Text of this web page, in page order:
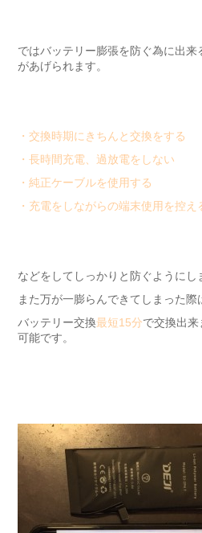
ではバッテリー膨張を防ぐ為に出来
があげられます。
・交換時期にきちんと交換をする
・長時間充電、過放電をしない
・純正ケーブルを使用する
・充電をしながらの端末使用を控え
などをしてしっかりと防ぐようにし
また万が一膨らんできてしまった際
バッテリー交換最短15分で交換出
可能です。